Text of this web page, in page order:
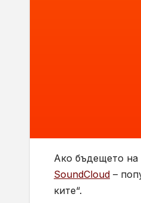
Ако бъдещето на
SoundCloud –
ките“.